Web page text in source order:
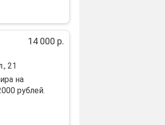
14 000 р.
21
на
pублeй.